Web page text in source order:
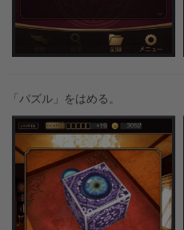
「パズル」をはめる。